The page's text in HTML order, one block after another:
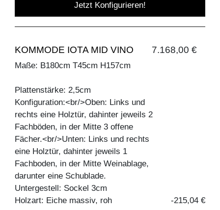
Jetzt Konfigurieren!
KOMMODE IOTA MID VINO 7.168,00 €
Maße: B180cm T45cm H157cm
Plattenstärke: 2,5cm
Konfiguration:<br/>Oben: Links und
rechts eine Holztür, dahinter jeweils 2
Fachböden, in der Mitte 3 offene
Fächer.<br/>Unten: Links und rechts
eine Holztür, dahinter jeweils 1
Fachboden, in der Mitte Weinablage,
darunter eine Schublade.
Untergestell: Sockel 3cm
Holzart: Eiche massiv, roh
-215,04 €